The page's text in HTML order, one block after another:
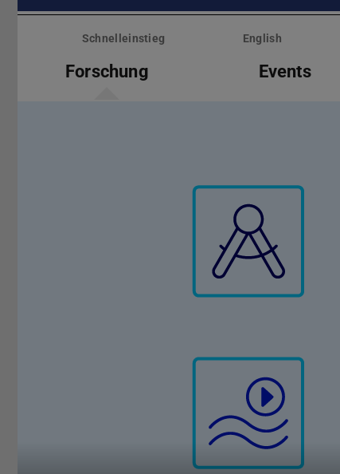
Menü
überspringenSchnelleinstieg English
Forschung Events